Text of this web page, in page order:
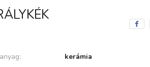
kerámia